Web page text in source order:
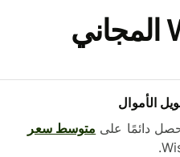
نزّل تطبيق Wise المجاني
دائمًا علىمتوسط ​​سعر